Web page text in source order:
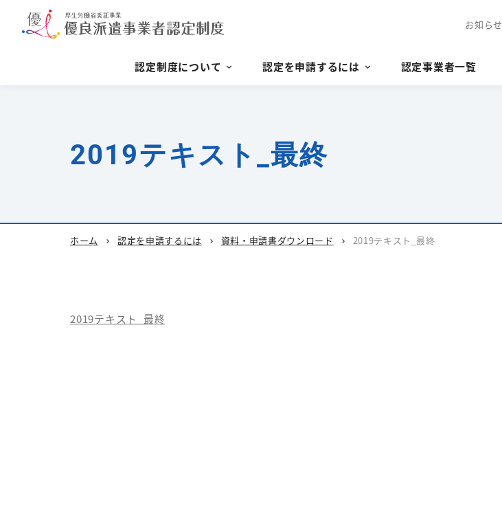
お知らせ
認定制度について 認定を申請するには 認定事業者一覧
2019テキスト_最終
ホーム chevron_right 認定を申請するには chevron_right 資料・申請書ダウンロード chevron_right 2019テキスト_最終
2019テキスト_最終